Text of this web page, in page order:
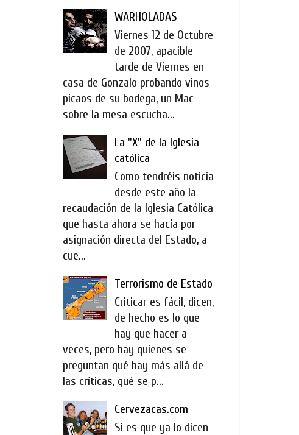
WARHOLADAS
Viernes 12 de Octubre
de 2007, apacible
tarde de Viernes en
casa de Gonzalo probando vinos
picaos de su bodega, un Mac
sobre la mesa escucha...
La "X" de la Iglesia
católica
Como tendréis noticia
desde este año la
recaudación de la Iglesia Católica
que hasta ahora se hacía por
asignación directa del Estado, a
cue...
Terrorismo de Estado
Criticar es fácil, dicen,
de hecho es lo que
hay que hacer a
veces, pero hay quienes se
preguntan qué hay más allá de
las críticas, qué se p...
Cervezacas.com
Si es que ya lo dicen